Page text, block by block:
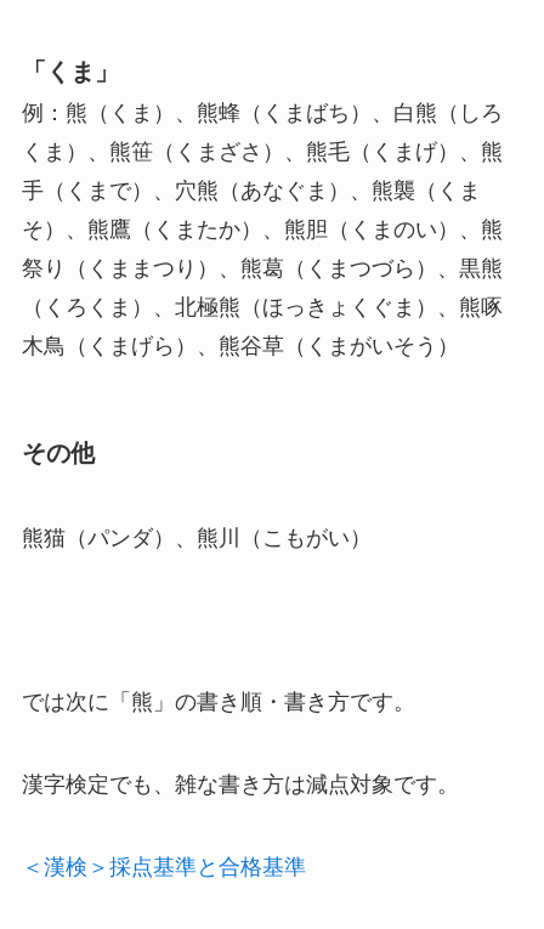
「くま」
例：熊（くま）、熊蜂（くまばち）、白熊（しろ
くま）、熊笹（くまざさ）、熊毛（くまげ）、熊
手（くまで）、穴熊（あなぐま）、熊襲（くま
そ）、熊鷹（くまたか）、熊胆（くまのい）、熊
祭り（くままつり）、熊葛（くまつづら）、黒熊
（くろくま）、北極熊（ほっきょくぐま）、熊啄
木鳥（くまげら）、熊谷草（くまがいそう）
その他
熊猫（パンダ）、熊川（こもがい）
では次に「熊」の書き順・書き方です。
漢字検定でも、雑な書き方は減点対象です。
＜漢検＞採点基準と合格基準